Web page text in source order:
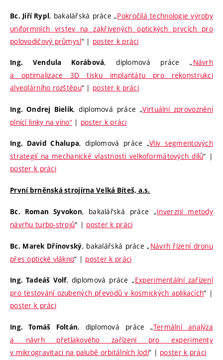
Bc. Jiří Rypl, bakalářská práce „Pokročilá technologie výroby
uniformních vrstev na zakřivených optických prvcích pro
polovodičový průmysl“ | poster k práci
Ing. Vendula Korábová, diplomová práce „Návrh
a optimalizace 3D tisku implantátu pro rekonstrukci
alveolárního rozštěpu“ | poster k práci
Ing. Ondrej Bielik, diplomová práce „Virtuální zprovoznění
plnící linky na víno“| poster k práci
Ing. David Chalupa, diplomová práce „Vliv segmentových
strategií na mechanické vlastnosti velkoformátových dílů“ |
poster k práci
První brněnská strojírna Velká Bíteš, a.s.
Bc. Roman Syvokon, bakalářská práce „Inverzní metody
návrhu turbo-strojů" | poster k práci
Bc. Marek Dřínovský, bakalářská práce „Návrh řízení dronu
přes optické vlákno​“ | poster k práci
Ing. Tadeáš Volf, diplomová práce „Experimentální zařízení
pro testování ozubených převodů v kosmických aplikacích“ |
poster k práci
Ing. Tomáš Foltán, diplomová práce „Termální analýza
a návrh přetlakového zařízení pro experimenty
v mikrogravitaci na palubě orbitálních lodí“ | poster k práci